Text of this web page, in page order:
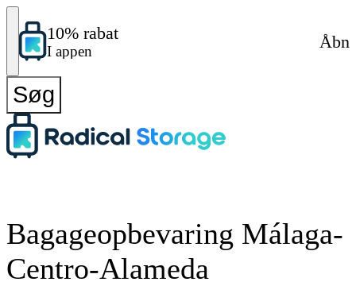
10% rabat
I appen
Åbn
Søg
Bagageopbevaring Málaga-
Centro-Alameda